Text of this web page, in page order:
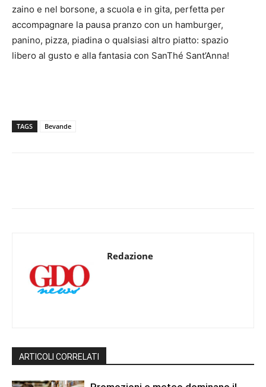
zaino e nel borsone, a scuola e in gita, perfetta per
accompagnare la pausa pranzo con un hamburger,
panino, pizza, piadina o qualsiasi altro piatto: spazio
libero al gusto e alla fantasia con SanThé Sant’Anna!
TAGS Bevande
Redazione
ARTICOLI CORRELATI